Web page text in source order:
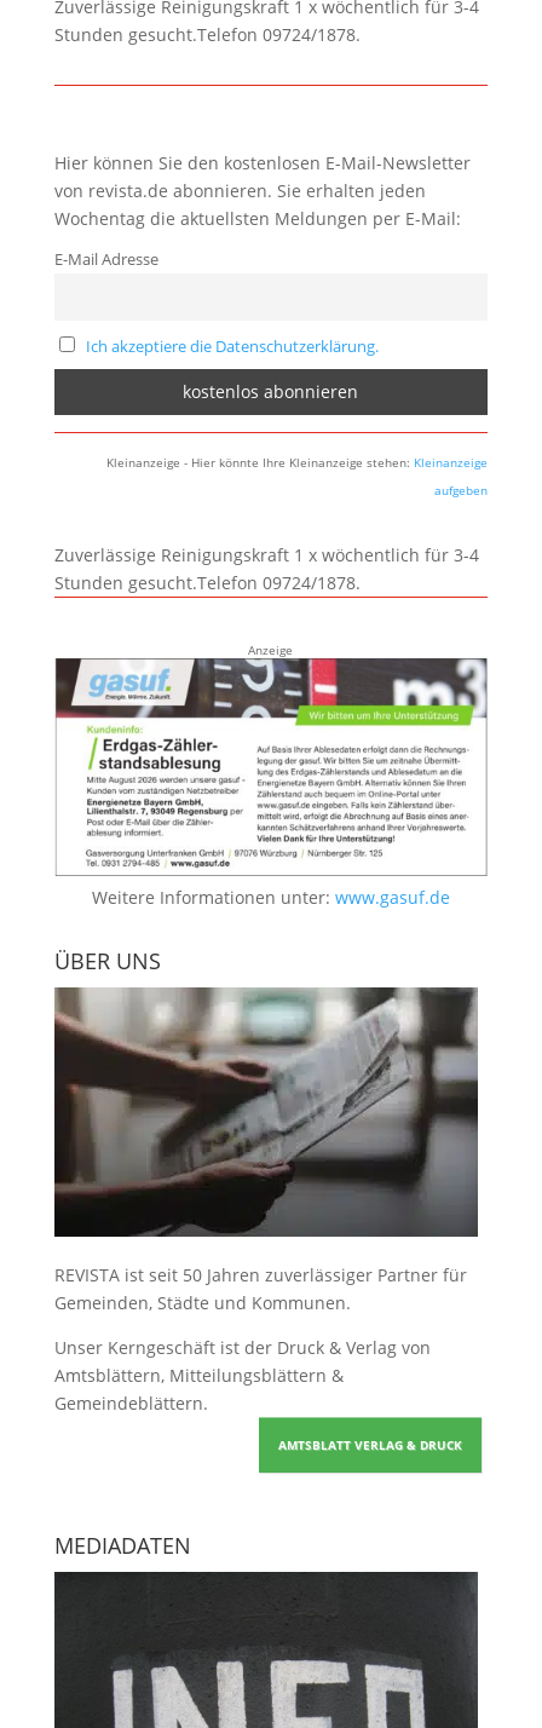
Zuverlässige Reinigungskraft 1 x wöchentlich für 3-4
Stunden gesucht.Telefon 09724/1878.
Hier können Sie den kostenlosen E-Mail-Newsletter
von revista.de abonnieren. Sie erhalten jeden
Wochentag die aktuellsten Meldungen per E-Mail:
E-Mail Adresse
Ich akzeptiere die Datenschutzerklärung.
Kleinanzeige - Hier könnte Ihre Kleinanzeige stehen: Kleinanzeige
aufgeben
Zuverlässige Reinigungskraft 1 x wöchentlich für 3-4
Stunden gesucht.Telefon 09724/1878.
Anzeige
Weitere Informationen unter: www.gasuf.de
ÜBER UNS
REVISTA ist seit 50 Jahren zuverlässiger Partner für
Gemeinden, Städte und Kommunen.
Unser Kerngeschäft ist der Druck & Verlag von
Amtsblättern, Mitteilungsblättern &
Gemeindeblättern.
AMTSBLATT VERLAG & DRUCK
MEDIADATEN